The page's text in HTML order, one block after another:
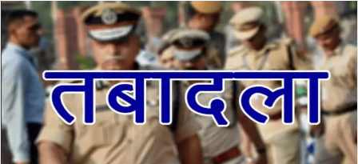
d
n
e
m
a
i